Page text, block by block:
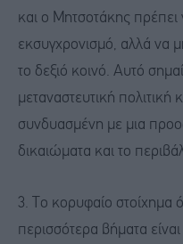
και ο Μητσοτάκης πρέπει
εκσυγχρονισμό, αλλά να
το δεξιό κοινό. Αυτό
μεταναστευτική πολιτική
συνδυασμένη με μια
δικαιώματα και το
3. Το κορυφαίο στοίχημα
περισσότερα βήματα είναι